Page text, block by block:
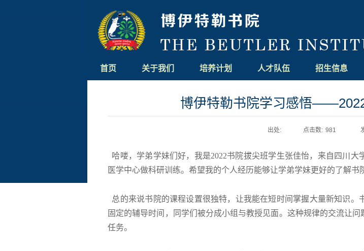
首页 关于我们 培养计划 人才队伍 招生信息
博伊特勒书院学习感悟
出处: 点击数: 981
哈喽，学弟学妹们好，我是2022书院拔尖班学生张佳怡，来自四川大
医学中心做科研训练。希望我的个人经历能够让学弟学妹更好的了解书
总的来说书院的课程设置很独特，让我能在短时间掌握大量新知识
固定的辅导时间，同学们被分成小组与教授见面。这种规律的交流让
任务。